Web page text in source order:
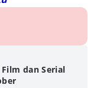
dan Serial